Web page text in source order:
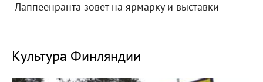
Лаппеенранта зовет на ярмарку и выставки
Культура Финляндии